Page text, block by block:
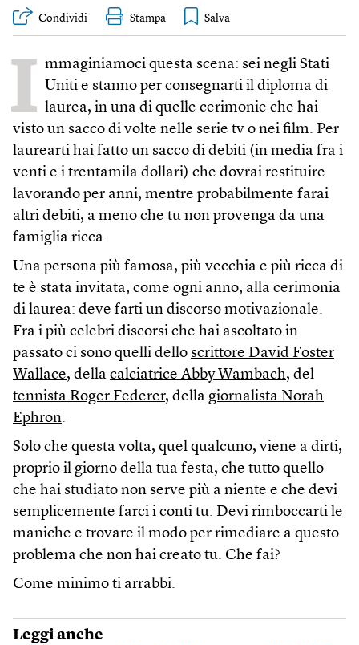
Condividi Stampa
I mmaginiamoci questa scena: sei negli Stati
Uniti e stanno per consegnarti il diploma di
laurea, in una di quelle cerimonie che hai
visto un sacco di volte nelle serie tv o nei film. Per
laurearti hai fatto un sacco di debiti (in media fra i
venti e i trentamila dollari) che dovrai restituire
lavorando per anni, mentre probabilmente farai
altri debiti, a meno che tu non provenga da una
famiglia ricca.
Una persona più famosa, più vecchia e più ricca di
te è stata invitata, come ogni anno, alla cerimonia
di laurea: deve farti un discorso motivazionale.
Fra i più celebri discorsi che hai ascoltato in
passato ci sono quelli dello scrittore David Foster
Wallace, della calciatrice Abby Wambach, del
tennista Roger Federer, della giornalista Norah
Ephron.
Solo che questa volta, quel qualcuno, viene a dirti,
proprio il giorno della tua festa, che tutto quello
che hai studiato non serve più a niente e che devi
semplicemente farci i conti tu. Devi rimboccarti le
maniche e trovare il modo per rimediare a questo
problema che non hai creato tu. Che fai?
Come minimo ti arrabbi.
Leggi anche